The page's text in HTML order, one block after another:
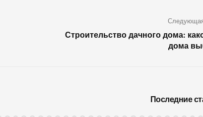
Следующая
Строительство дачного дома:
дома
Последние